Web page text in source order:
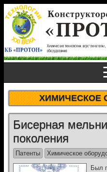
ХИМИЧЕСКОЕ
Бисерная
поколения
Патенты Химическое
Был